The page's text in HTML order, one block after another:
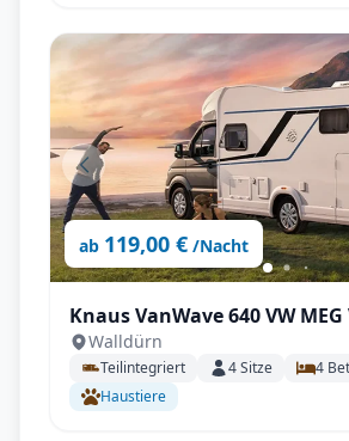
ab 119,00 € /Nacht
Knaus VanWave 640 VW MEG
Walldürn
Teilintegriert 4Sitze 4
Haustiere